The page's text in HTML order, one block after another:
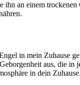
an einem
in mein Zuhause
aus, die⁤
in dein Zuhause.